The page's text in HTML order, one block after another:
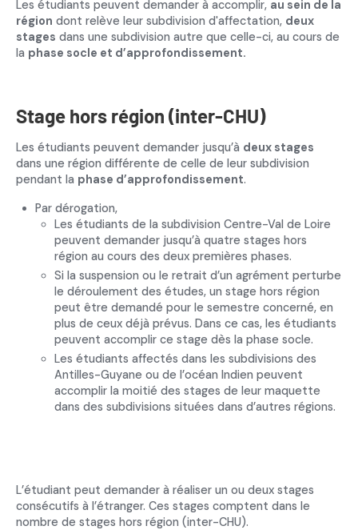
Les étudiants peuvent demander à accomplir, au sein de la
région dont relève leur subdivision d'affectation, deux
stages dans une subdivision autre que celle-ci, au cours de
la phase socle et d’approfondissement.
Stage hors région (inter-CHU)
Les étudiants peuvent demander jusqu’à deux stages
dans une région différente de celle de leur subdivision
pendant la phase d’approfondissement.
Par dérogation,
Les étudiants de la subdivision Centre-Val de Loire
peuvent demander jusqu’à quatre stages hors
région au cours des deux premières phases.
Si la suspension ou le retrait d’un agrément perturbe
le déroulement des études, un stage hors région
peut être demandé pour le semestre concerné, en
plus de ceux déjà prévus. Dans ce cas, les étudiants
peuvent accomplir ce stage dès la phase socle.
Les étudiants affectés dans les subdivisions des
Antilles-Guyane ou de l’océan Indien peuvent
accomplir la moitié des stages de leur maquette
dans des subdivisions situées dans d’autres régions.
L’étudiant peut demander à réaliser un ou deux stages
consécutifs à l’étranger. Ces stages comptent dans le
nombre de stages hors région (inter-CHU).